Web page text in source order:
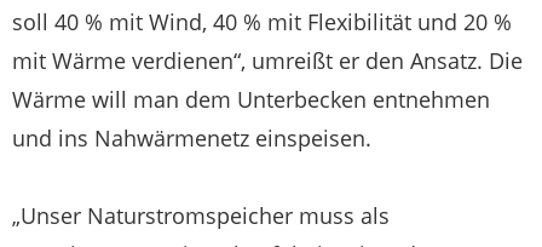
soll 40 % mit Wind, 40 % mit Flexibilität und 20 %
mit Wärme verdienen“, umreißt er den Ansatz. Die
Wärme will man dem Unterbecken entnehmen
und ins Nahwärmenetz einspeisen.
„Unser Naturstromspeicher muss als